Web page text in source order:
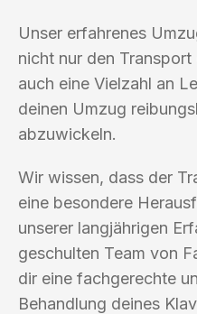
Unser erfahrenes
nicht nur den
auch eine Vielzahl an
deinen Umzug
abzuwickeln.
Wir wissen, dass der
eine besondere
unserer langjährigen
geschulten Team von
dir eine fachgerechte
Behandlung deines